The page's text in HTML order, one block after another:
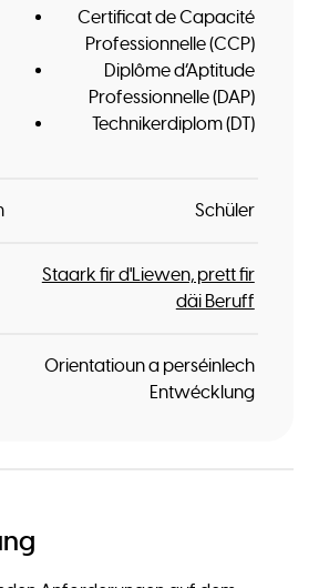
Certificat de Capacité
Professionnelle (CCP)
Diplôme d’Aptitude
Professionnelle (DAP)
Technikerdiplom (DT)
Schüler
Staark fir d'Liewen, prett fir
däi Beruff
Orientatioun a perséinlech
Entwécklung